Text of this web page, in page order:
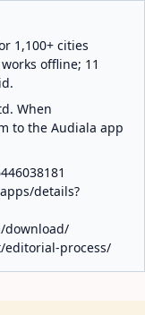
1,100+ cities
offline; 11
When
to the Audiala app
details?
download/
editorial-process/